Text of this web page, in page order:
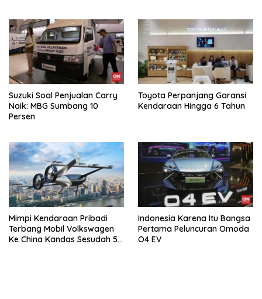
Suzuki Soal Penjualan Carry
Naik: MBG Sumbang 10
Persen
Toyota Perpanjang Garansi
Kendaraan Hingga 6 Tahun
Mimpi Kendaraan Pribadi
Terbang Mobil Volkswagen
Ke China Kandas Sesudah 5
Indonesia Karena Itu Bangsa
Pertama Peluncuran Omoda
O4 EV